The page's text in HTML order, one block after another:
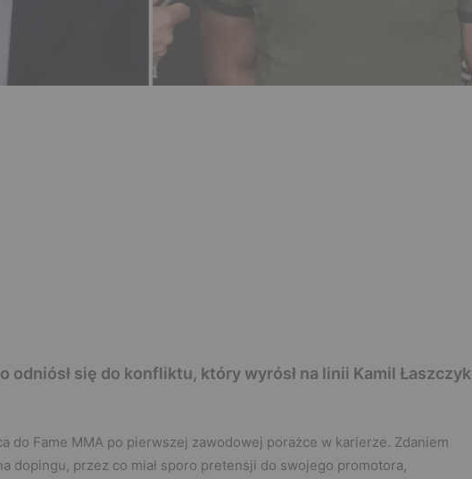
odniósł się do konfliktu, który wyrósł na linii Kamil Łaszczyk
do Fame MMA po pierwszej zawodowej porażce w karierze. Zdaniem
dopingu, przez co miał sporo pretensji do swojego promotora,